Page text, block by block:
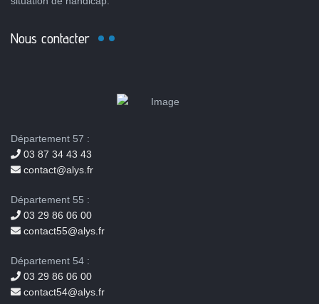
Nous contacter
Département 57 :
03 87 34 43 43
contact@alys.fr
Département 55 :
03 29 86 06 00
contact55@alys.fr
Département 54 :
03 29 86 06 00
contact54@alys.fr